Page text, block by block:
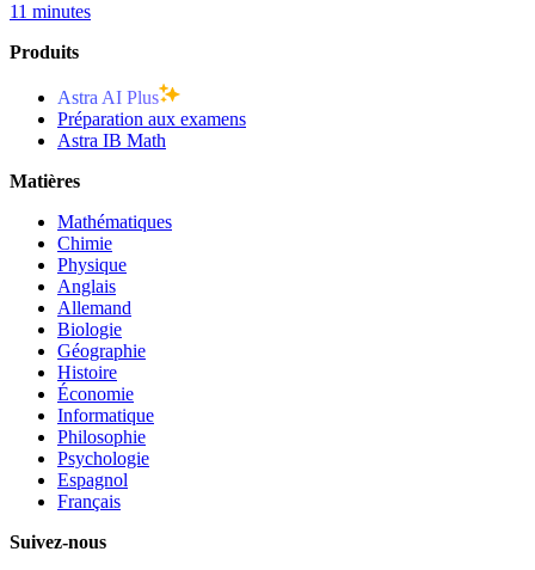
11 minutes
Produits
Astra AI Plus
Préparation aux examens
Astra IB Math
Matières
Mathématiques
Chimie
Physique
Anglais
Allemand
Biologie
Géographie
Histoire
Économie
Informatique
Philosophie
Psychologie
Espagnol
Français
Suivez-nous